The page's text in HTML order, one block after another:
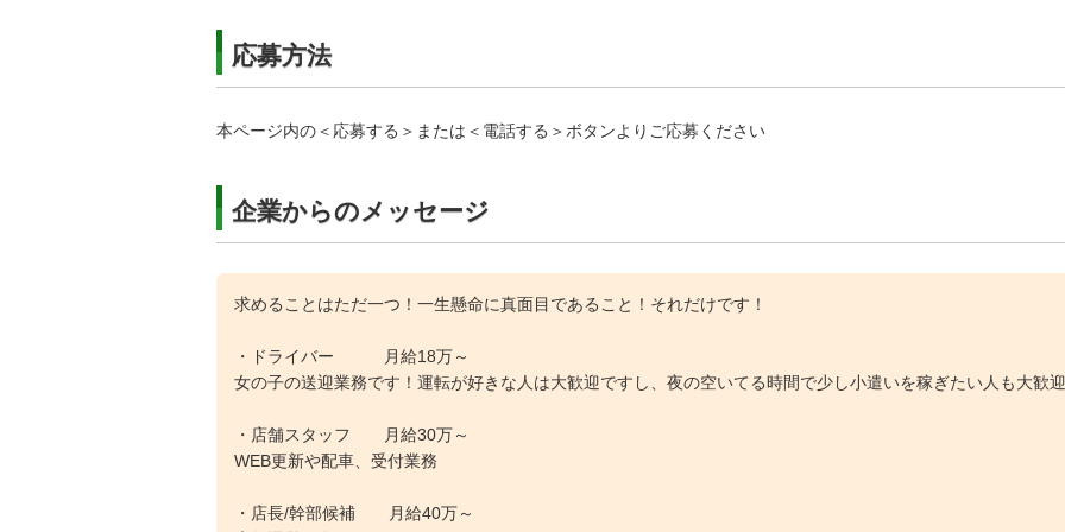
応募方法
本ページ内の＜応募する＞または＜電話する＞ボタンよりご応募ください
企業からのメッセージ
求めることはただ一つ！一生懸命に真面目であること！それだけです！
・ドライバー 月給18万～
女の子の送迎業務です！運転が好きな人は大歓迎ですし、夜の空いてる時間で少し小遣いを稼ぎたい人も大歓
・店舗スタッフ 月給30万～
WEB更新や配車、受付業務
・店長/幹部候補 月給40万～